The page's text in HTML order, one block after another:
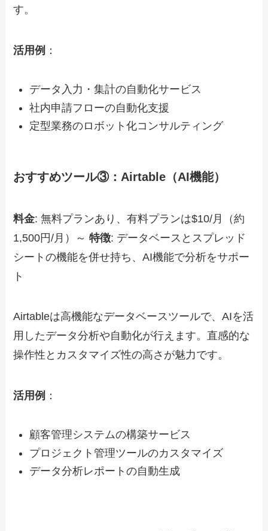
す。
活用例 ：
データ入力・集計の自動化サービス
社内申請フローの自動化支援
定型業務のロボット化コンサルティング
おすすめツール③：Airtable（AI機能）
料金: 無料プランあり、有料プランは$10/月（約
1,500円/月）～特徴: データベースとスプレッド
シートの機能を併せ持ち、AI機能で分析をサポー
ト
Airtableは高機能なデータベースツールで、AIを活
用したデータ分析や自動化が行えます。直感的な
操作性とカスタマイズ性の高さが魅力です。
活用例 ：
顧客管理システムの構築サービス
プロジェクト管理ツールのカスタマイズ
データ分析レポートの自動生成